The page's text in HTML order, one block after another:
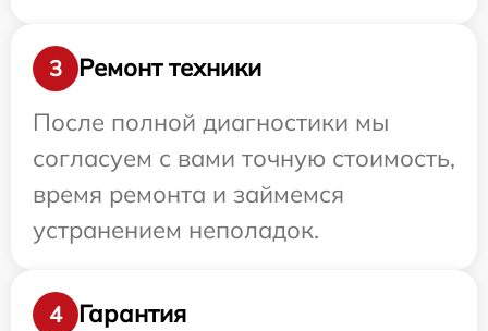
3
Ремонт техники
После полной диагностики мы
согласуем с вами точную стоимость,
время ремонта и займемся
устранением неполадок.
4
Гарантия